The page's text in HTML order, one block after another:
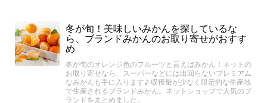
冬が旬！美味しいみかんを探しているな
ら、ブランドみかんのお取り寄せがおすす
め
冬が旬のオレンジ色のフルーツと言えばみかん！ネットの
お取り寄せなら、スーパーなどには出回らないプレミアム
なみかんも手に入ります♪ 収穫量が少なく限定的な生産地
で生産されるブランドみかん。ネットショップで人気のブ
ランドをまとめました。